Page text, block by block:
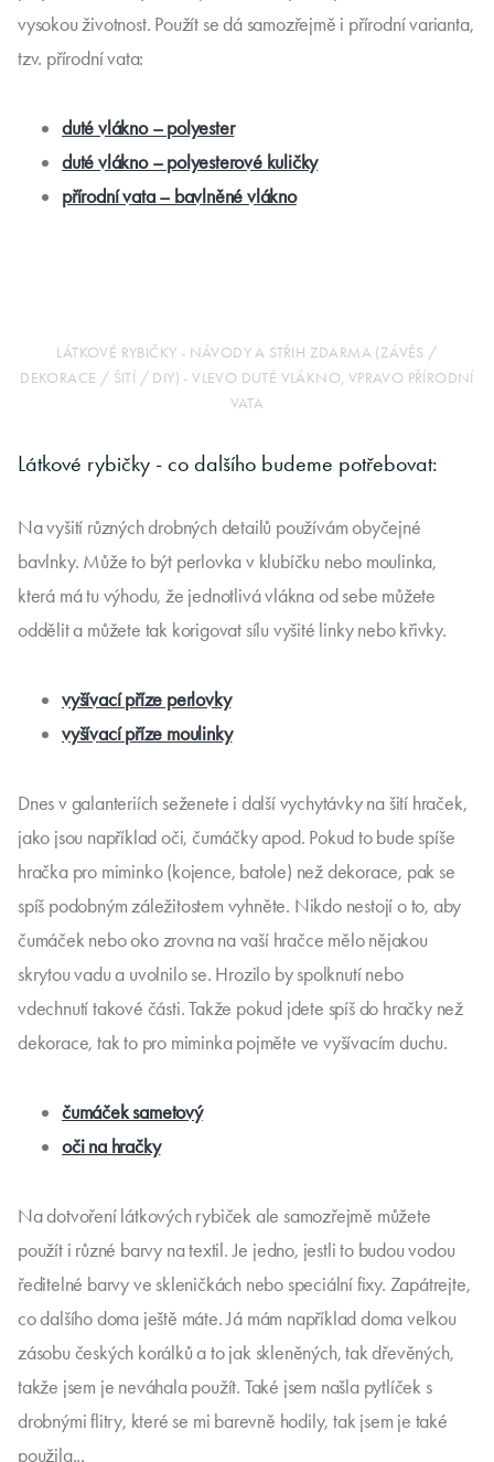
vysokou životnost. Použít se dá samozřejmě i přírodní varianta,
tzv. přírodní vata:
duté vlákno – polyester
duté vlákno – polyesterové kuličky
přírodní vata – bavlněné vlákno
LÁTKOVÉ RYBIČKY - NÁVODY A STŘIH ZDARMA (ZÁVĚS /
DEKORACE / ŠITÍ / DIY) - VLEVO DUTÉ VLÁKNO, VPRAVO PŘÍRODNÍ
VATA
Látkové rybičky - co dalšího budeme potřebovat:
Na vyšití různých drobných detailů používám obyčejné
bavlnky. Může to být perlovka v klubíčku nebo moulinka,
která má tu výhodu, že jednotlivá vlákna od sebe můžete
oddělit a můžete tak korigovat sílu vyšité linky nebo křivky.
vyšívací příze perlovky
vyšívací příze moulinky
Dnes v galanteriích seženete i další vychytávky na šití hraček,
jako jsou například oči, čumáčky apod. Pokud to bude spíše
hračka pro miminko (kojence, batole) než dekorace, pak se
spíš podobným záležitostem vyhněte. Nikdo nestojí o to, aby
čumáček nebo oko zrovna na vaší hračce mělo nějakou
skrytou vadu a uvolnilo se. Hrozilo by spolknutí nebo
vdechnutí takové části. Takže pokud jdete spíš do hračky než
dekorace, tak to pro miminka pojměte ve vyšívacím duchu.
čumáček sametový
oči na hračky
Na dotvoření látkových rybiček ale samozřejmě můžete
použít i různé barvy na textil. Je jedno, jestli to budou vodou
ředitelné barvy ve skleničkách nebo speciální fixy. Zapátrejte,
co dalšího doma ještě máte. Já mám například doma velkou
zásobu českých korálků a to jak skleněných, tak dřevěných,
takže jsem je neváhala použít. Také jsem našla pytlíček s
drobnými flitry, které se mi barevně hodily, tak jsem je také
použila...